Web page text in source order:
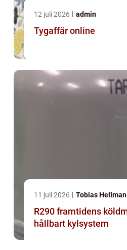
12 juli 2026 admin
Tygaffär online
11 juli 2026 Tobias Hellman
R290 framtidens köldmedium i ett mer
hållbart kylsystem